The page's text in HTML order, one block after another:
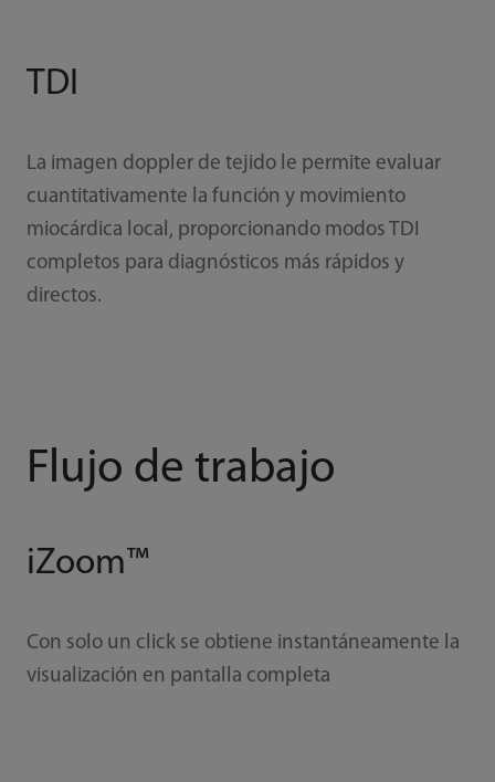
TDI
La imagen doppler de tejido le permite evaluar
cuantitativamente la función y movimiento
miocárdica local, proporcionando modos TDI
completos para diagnósticos más rápidos y
directos.
Flujo de trabajo
iZoom™
Con solo un click se obtiene instantáneamente la
visualización en pantalla completa